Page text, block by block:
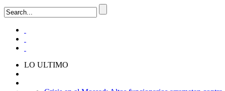
LO ULTIMO